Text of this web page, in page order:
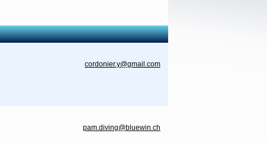
cordonier.y@gmail.com
pam.diving@bluewin.ch